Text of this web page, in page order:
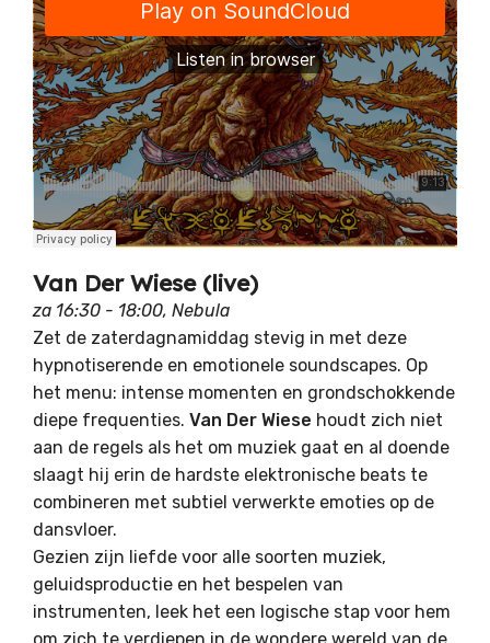
Van Der Wiese (live)
za 16:30 - 18:00, Nebula
Zet de zaterdagnamiddag stevig in met deze
hypnotiserende en emotionele soundscapes. Op
het menu: intense momenten en grondschokkende
diepe frequenties. Van Der Wiese houdt zich niet
aan de regels als het om muziek gaat en al doende
slaagt hij erin de hardste elektronische beats te
combineren met subtiel verwerkte emoties op de
dansvloer.
Gezien zijn liefde voor alle soorten muziek,
geluidsproductie en het bespelen van
instrumenten, leek het een logische stap voor hem